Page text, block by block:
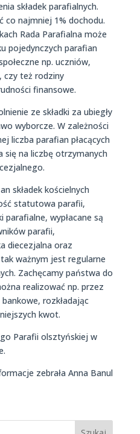
składek parafialnych.
co najmniej 1% dochodu.
Rada Parafialna może
pojedynczych parafian
np. uczniów,
czy też rodziny
finansowe.
ze składki za ubiegły
wyborcze. W zależności
liczba parafian płacących
się na liczbę otrzymanych
składek kościelnych
statutowa parafii,
wypłacane są
parafii,
diecezjalna oraz
ważnym jest regularne
Zachęcamy państwa do
realizować np. przez
rozkładając
kwot.
Parafii olsztyńskiej w
zebrała Anna Banul